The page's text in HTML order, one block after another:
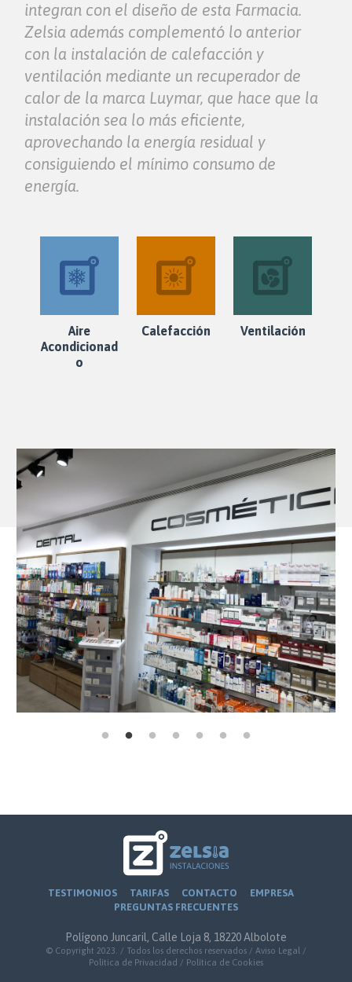
integran con el diseño de esta Farmacia.
Zelsia además complementó lo anterior
con la instalación de calefacción y
ventilación mediante un recuperador de
calor de la marca Luymar, que hace que la
instalación sea lo más eficiente,
aprovechando la energía residual y
consiguiendo el mínimo consumo de
energía.
Aire
Acondicionad
o
Calefacción Ventilación
TESTIMONIOS TARIFAS CONTACTO
EMPRESA
PREGUNTAS FRECUENTES
Polígono Juncaril, Calle Loja 8, 18220 Albolote
© Copyright 2023. / Todos los derechos reservados / Aviso Legal
/
Política de Privacidad / Política de Cookies